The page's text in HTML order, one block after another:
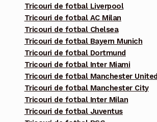
Tricouri de fotbal Liverpool
Tricouri de fotbal AC Milan
Tricouri de fotbal Chelsea
Tricouri de fotbal Bayern Munich
Tricouri de fotbal Dortmund
Tricouri de fotbal Inter Miami
Tricouri de fotbal Manchester United
Tricouri de fotbal Manchester City
Tricouri de fotbal Inter Milan
Tricouri de fotbal Juventus